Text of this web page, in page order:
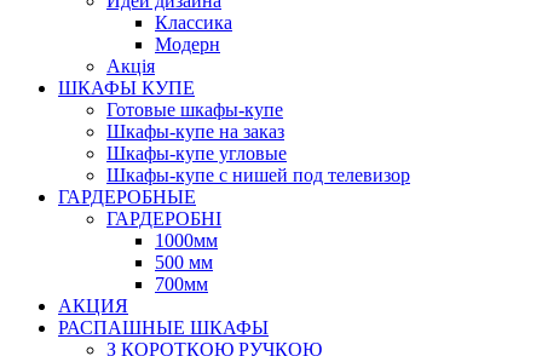
Класcика
Модерн
Акція
ШКАФЫ КУПЕ
Готовые шкафы-купе
Шкафы-купе на заказ
Шкафы-купе угловые
Шкафы-купе с нишей под телевизор
ГАРДЕРОБНЫЕ
ГАРДЕРОБНІ
1000мм
500 мм
700мм
АКЦИЯ
РАСПАШНЫЕ ШКАФЫ
З КОРОТКОЮ РУЧКОЮ